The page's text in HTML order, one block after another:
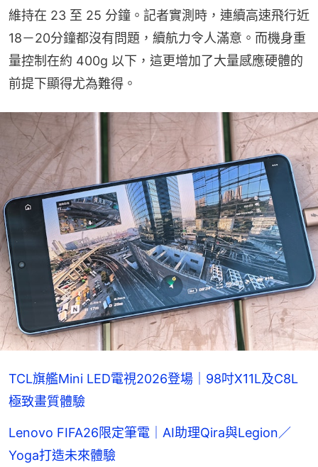
維持在 23 至 25 分鐘。記者實測時，連續高速飛行近
18－20分鐘都沒有問題，續航力令人滿意。而機身重
量控制在約 400g 以下，這更增加了大量感應硬體的
前提下顯得尤為難得。
TCL旗艦Mini LED電視2026登場｜98吋X11L及C8L
極致畫質體驗
Lenovo FIFA26限定筆電｜AI助理Qira與Legion／
Yoga打造未來體驗